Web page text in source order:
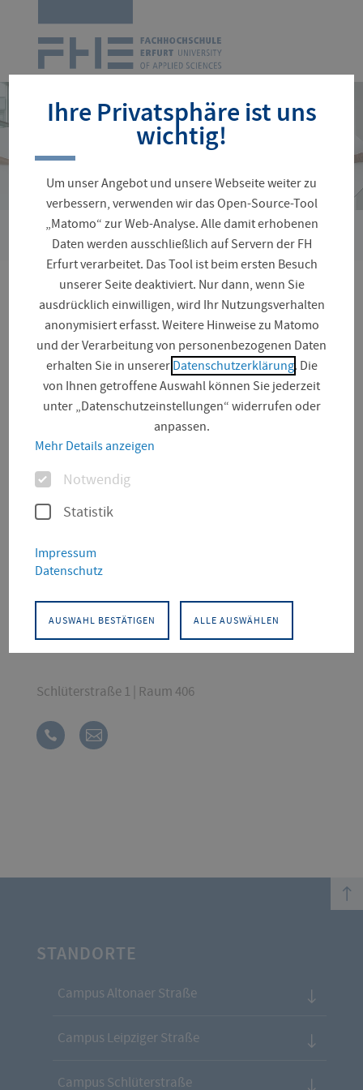
Navigation
überspringen
Sie
sind
hier:
Personenverzeichnis › Lager, Markus
Prof. Markus Lager
Architektur Architektur und Stadtplanung
Bauangelegenheiten
Schlüterstraße 1 | Raum 406
top
STANDORTE
Campus Altonaer Straße
Campus Leipziger Straße
Campus Schlüterstraße
Ihre Privatsphäre ist uns
wichtig!
Um unser Angebot und unsere Webseite weiter zu
verbessern, verwenden wir das Open-Source-Tool
„Matomo“ zur Web-Analyse. Alle damit erhobenen
Daten werden ausschließlich auf Servern der FH
Erfurt verarbeitet. Das Tool ist beim ersten Besuch
unserer Seite deaktiviert. Nur dann, wenn Sie
ausdrücklich einwilligen, wird Ihr Nutzungsverhalten
anonymisiert erfasst. Weitere Hinweise zu Matomo
und der Verarbeitung von personenbezogenen Daten
erhalten Sie in unserer Datenschutzerklärung. Die
von Ihnen getroffene Auswahl können Sie jederzeit
unter „Datenschutzeinstellungen“ widerrufen oder
anpassen.
Mehr Details anzeigen
OptionenNotwendig
Statistik
Impressum
Datenschutz
AUSWAHL BESTÄTIGEN ALLE AUSWÄHLEN